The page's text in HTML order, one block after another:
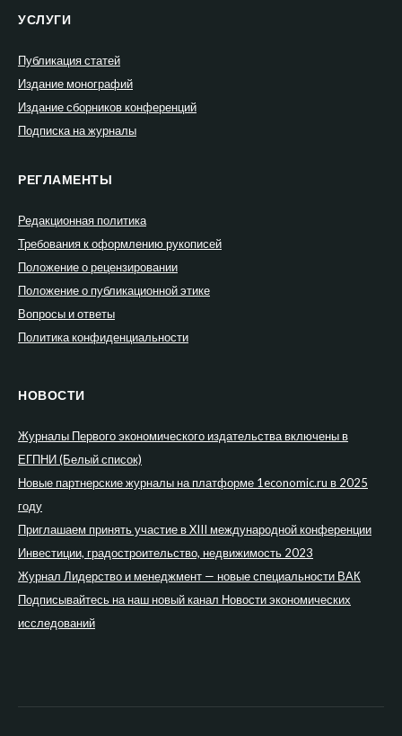
УСЛУГИ
Публикация статей
Издание монографий
Издание сборников конференций
Подписка на журналы
РЕГЛАМЕНТЫ
Редакционная политика
Требования к оформлению рукописей
Положение о рецензировании
Положение о публикационной этике
Вопросы и ответы
Политика конфиденциальности
НОВОСТИ
Журналы Первого экономического издательства включены в
ЕГПНИ (Белый список)
Новые партнерские журналы на платформе 1economic.ru в 2025
году
Приглашаем принять участие в XIII международной конференции
Инвестиции, градостроительство, недвижимость 2023
Журнал Лидерство и менеджмент — новые специальности ВАК
Подписывайтесь на наш новый канал Новости экономических
исследований